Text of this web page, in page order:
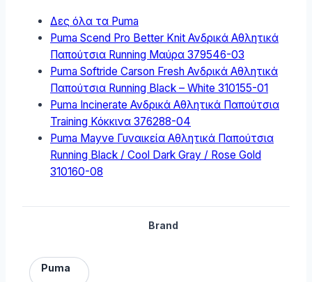
Δες όλα τα Puma
Puma Scend Pro Better Knit Ανδρικά Αθλητικά
Παπούτσια Running Μαύρα 379546-03
Puma Softride Carson Fresh Ανδρικά Αθλητικά
Παπούτσια Running Black – White 310155-01
Puma Incinerate Ανδρικά Αθλητικά Παπούτσια
Training Κόκκινα 376288-04
Puma Mayve Γυναικεία Αθλητικά Παπούτσια
Running Black / Cool Dark Gray / Rose Gold
310160-08
Brand
Puma